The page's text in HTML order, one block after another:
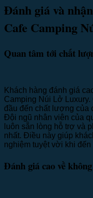
Đánh giá và
Cafe Camping
Quan tâm tới chất
Khách hàng đánh giá
Camping Núi Lở
đầu đến chất lượng của
Đội ngũ nhân viên của
luôn sẵn lòng hỗ trợ và
nhất. Điều này giúp
nghiệm tuyệt vời khi
Đánh giá cao về